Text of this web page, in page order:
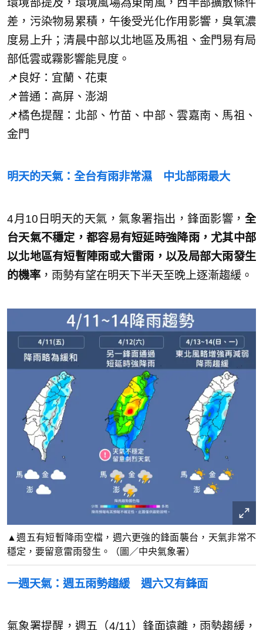
環境部提及，環境風場為東南風，西半部擴散條件
差，污染物易累積，午後受光化作用影響，臭氧濃
度易上升；清晨中部以北地區及馬祖、金門易有局
部低雲或霧影響能見度。
📌良好：宜蘭、花東
📌普通：高屏、澎湖
📌橘色提醒：北部、竹苗、中部、雲嘉南、馬祖、
金門
明天的天氣：全台有雨非常濕 中北部雨最大
4月10日明天的天氣，氣象署指出，鋒面影響， 全
台天氣不穩定，都容易有短延時強降雨，尤其中部
以北地區有短暫陣雨或大雷雨，以及局部大雨發生
的機率 ，雨勢有望在明天下半天至晚上逐漸趨緩。
▲週五有短暫降雨空檔，週六更強的鋒面襲台，天氣非常不
穩定，要留意雷雨發生。（圖／中央氣象署）
一週天氣：週五雨勢趨緩 週六又有鋒面
氣象署提醒，週五（4/11）鋒面遠離，雨勢趨緩，